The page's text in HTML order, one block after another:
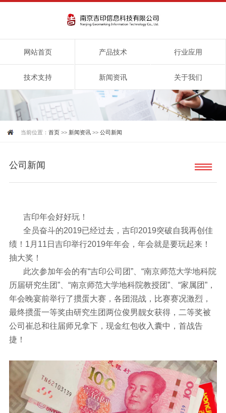
网站首页 产品技术 行业应用
技术支持 新闻资讯 关于我们
当前位置：首页 >> 新闻资讯 >>公司新闻
公司新闻
吉印年会好好玩！
全员奋斗的2019已经过去，吉印2019突破自我再创佳
绩！1月11日吉印举行2019年年会，年会就是要玩起来！
抽大奖！
此次参加年会的有“吉印公司团”、“南京师范大学地科院
历届研究生团”、“南京师范大学地科院教授团”、“家属团”，
年会晚宴前举行了掼蛋大赛，各团混战，比赛赛况激烈，
最终掼蛋一等奖由研究生团两位俊男靓女获得，二等奖被
公司崔总和往届师兄拿下，现金红包收入囊中，首战告
捷！